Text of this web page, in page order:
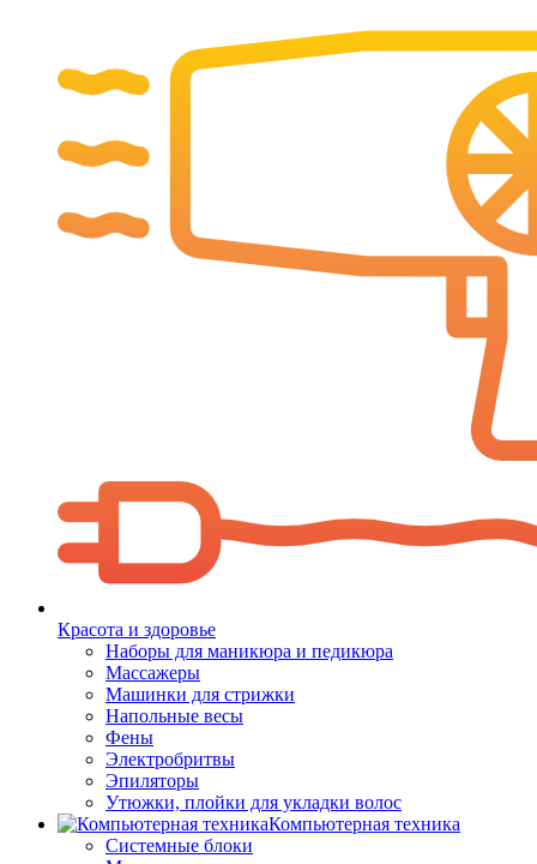
Красота и здоровье
Наборы для маникюра и педикюра
Массажеры
Машинки для стрижки
Напольные весы
Фены
Электробритвы
Эпиляторы
Утюжки, плойки для укладки волос
Компьютерная техника
Системные блоки